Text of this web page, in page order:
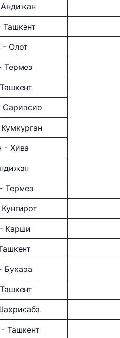
+998 (71) 207-87-00
+998 (71) 207-87-02
- Олот
Термез
Сариосио
- Хива
Термез
Карши
Бухара
Ташкент